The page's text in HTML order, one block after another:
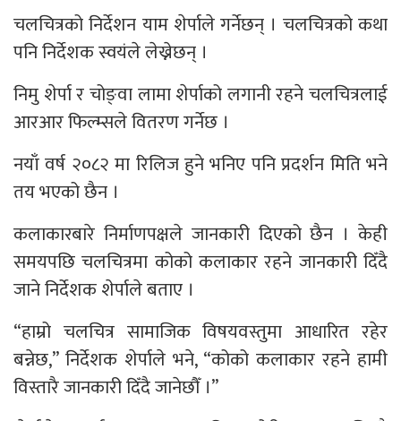
चलचित्रको निर्देशन याम शेर्पाले गर्नेछन् । चलचित्रको कथा
पनि निर्देशक स्वयंले लेख्नेछन् ।
निमु शेर्पा र चोङ्वा लामा शेर्पाको लगानी रहने चलचित्रलाई
आरआर फिल्म्सले वितरण गर्नेछ ।
नयाँ वर्ष २०८२ मा रिलिज हुने भनिए पनि प्रदर्शन मिति भने
तय भएको छैन ।
कलाकारबारे निर्माणपक्षले जानकारी दिएको छैन । केही
समयपछि चलचित्रमा कोको कलाकार रहने जानकारी दिँदै
जाने निर्देशक शेर्पाले बताए ।
“हाम्रो चलचित्र सामाजिक विषयवस्तुमा आधारित रहेर
बन्नेछ,” निर्देशक शेर्पाले भने, “कोको कलाकार रहने हामी
विस्तारै जानकारी दिँदै जानेछौँ ।”